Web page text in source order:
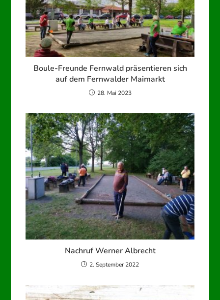
Boule-Freunde Fernwald präsentieren sich
auf dem Fernwalder Maimarkt
28. Mai 2023
Nachruf Werner Albrecht
2. September 2022